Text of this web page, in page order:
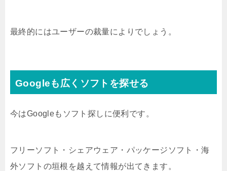
最終的にはユーザーの裁量によりでしょう。
Googleも広くソフトを探せる
今はGoogleもソフト探しに便利です。
フリーソフト・シェアウェア・パッケージソフト・海
外ソフトの垣根を越えて情報が出てきます。